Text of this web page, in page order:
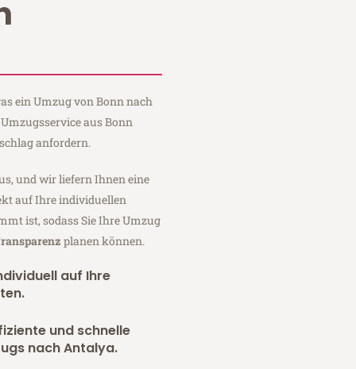
ein Umzug von Bonn nach
aus Bonn
anfordern.
und wir liefern Ihnen eine
auf Ihre individuellen
ist, sodass Sie Ihre Umzug
planen können.
auf Ihre
und schnelle
nach Antalya.